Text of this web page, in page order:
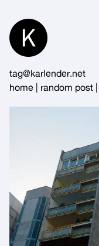
Content
tag@karlender.net
home
random post